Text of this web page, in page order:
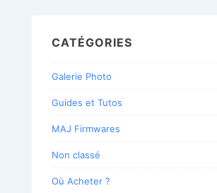
CATÉGORIES
Galerie Photo
Guides et Tutos
MAJ Firmwares
Non classé
Où Acheter ?